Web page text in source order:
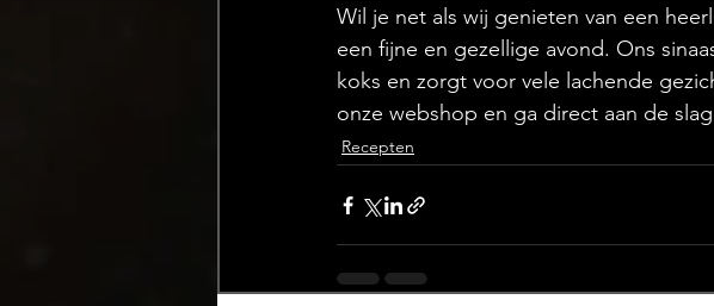
Wil je net als wij genieten van een
een fijne en gezellige avond. Ons
koks en zorgt voor vele lachende
onze webshop en ga direct aan de
Recepten